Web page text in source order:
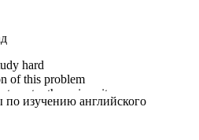
по изучению английского